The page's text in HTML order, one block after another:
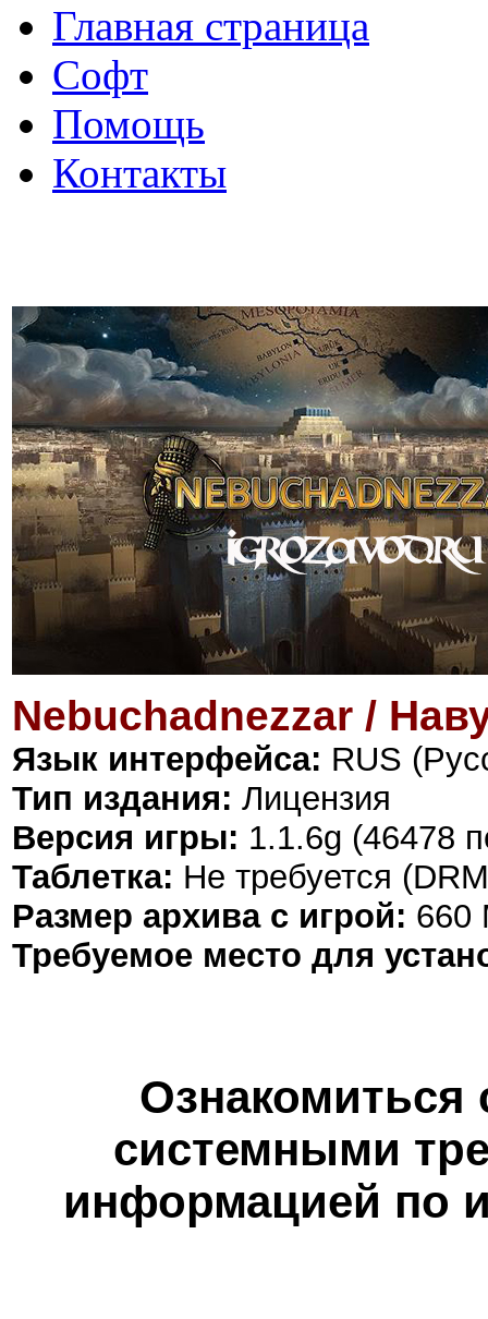
Главная страница
Софт
Помощь
Контакты
Nebuchadnezzar /
Язык интерфейса: RUS
Тип издания: Лицензия
Версия игры: 1.1.6g (46478
Таблетка: Не требуется
Размер архива с игрой: 660
Требуемое место для
Ознакомиться
системными
информацией по